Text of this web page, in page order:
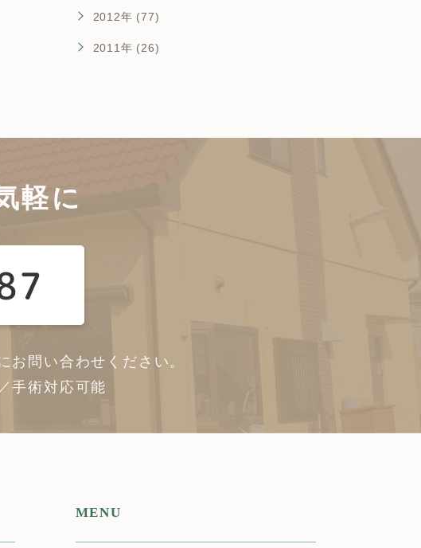
2012年 (77)
2011年 (26)
軽に
お問い合わせください。
手術対応可能
MENU